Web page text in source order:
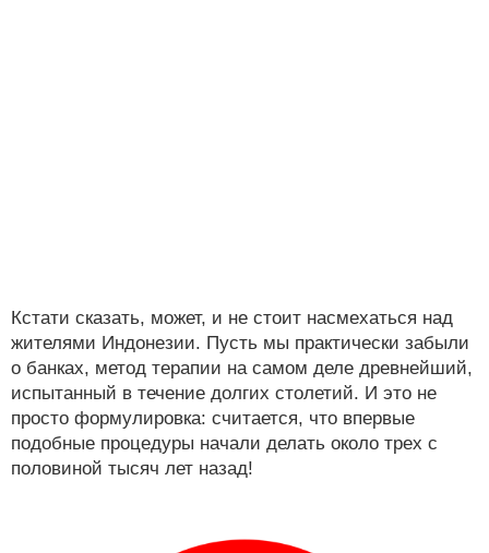
Кстати сказать, может, и не стоит насмехаться над
жителями Индонезии. Пусть мы практически забыли
о банках, метод терапии на самом деле древнейший,
испытанный в течение долгих столетий. И это не
просто формулировка: считается, что впервые
подобные процедуры начали делать около трех с
половиной тысяч лет назад!